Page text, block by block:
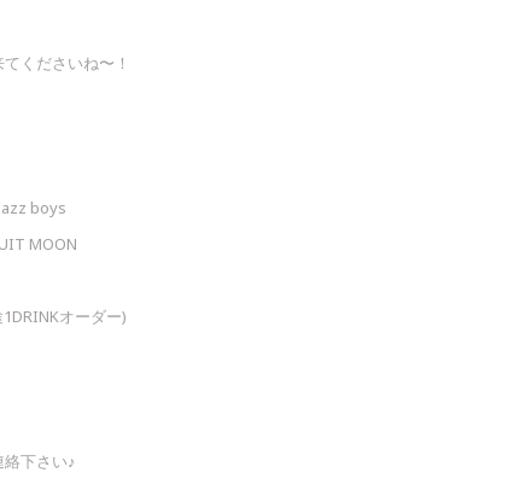
くださいね〜！
boys
MOON
オーダー)
下さい♪